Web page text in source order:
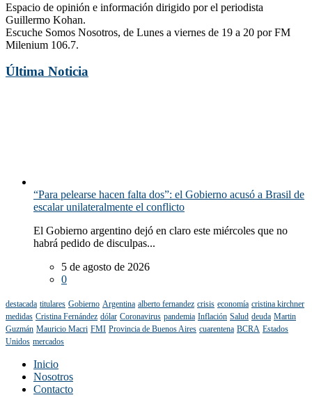
Espacio de opinión e información dirigido por el periodista
Guillermo Kohan.
Escuche Somos Nosotros, de Lunes a viernes de 19 a 20 por FM
Milenium 106.7.
Última Noticia
“Para pelearse hacen falta dos”: el Gobierno acusó a Brasil de
escalar unilateralmente el conflicto
El Gobierno argentino dejó en claro este miércoles que no
habrá pedido de disculpas...
5 de agosto de 2026
0
destacada titulares Gobierno Argentina alberto fernandez crisis economía cristina kirchner
medidas Cristina Fernández dólar Coronavirus pandemia Inflación Salud deuda Martin
Guzmán Mauricio Macri FMI Provincia de Buenos Aires cuarentena BCRA Estados
Unidos mercados
Inicio
Nosotros
Contacto